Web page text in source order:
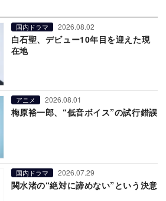
国内ドラマ 2026.08.02
白石聖、デビュー10年目を迎えた現
在地
アニメ 2026.08.01
梅原裕一郎、“低音ボイス”の試行錯誤
国内ドラマ 2026.07.29
関水渚の“絶対に諦めない”という決意